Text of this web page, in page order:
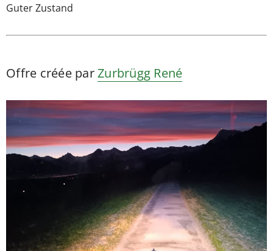
Guter Zustand
Offre créée parZurbrügg René